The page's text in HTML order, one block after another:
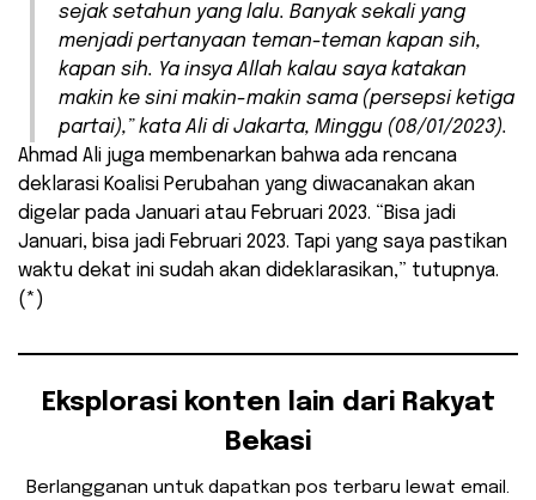
sejak setahun yang lalu. Banyak sekali yang
menjadi pertanyaan teman-teman kapan sih,
kapan sih. Ya insya Allah kalau saya katakan
makin ke sini makin-makin sama (persepsi ketiga
partai),” kata Ali di Jakarta, Minggu (08/01/2023).
Ahmad Ali juga membenarkan bahwa ada rencana
deklarasi Koalisi Perubahan yang diwacanakan akan
digelar pada Januari atau Februari 2023. “Bisa jadi
Januari, bisa jadi Februari 2023. Tapi yang saya pastikan
waktu dekat ini sudah akan dideklarasikan,” tutupnya.
(*)
Eksplorasi konten lain dari Rakyat
Bekasi
Berlangganan untuk dapatkan pos terbaru lewat email.